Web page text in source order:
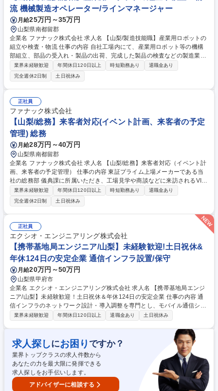
器メーカー
流 機械製造オペレーター/ラインマネージャー
月給25万円～35万円
山梨県南都留郡
企業名 ファナック株式会社 求人名 【山梨/製造技能職】産業用ロボットの
組立や検査・物流 仕事の内容 自社工場内にて、産業用ロボット等の機構
部組立、部品の受入れ・製品の出荷、完成した製品の検査などの製造業務
全般をお任せします。ご経験や希望を考慮して配属先を決定します。 【業
務詳細】自動車、IT機器、医療などあらゆる部品加工に使われる工作機械
の製造を担います。入社後は基礎教育を実施し、徐々に業務知識を習得し
ていただきます。配属先は【1】部品の受入れや製品の出荷【2】工作機械
の組立【3】工作機械の検査のいずれかのポジションにて業務を担ってい
ただく予定です。※重量物を取扱う場合がございます。※自社製品を自社
内で組み立てることが中心となるため、基本は工場内勤務です。 募集職種
【山梨/製造技能職】産業用ロボットの組立や検査・物流
業界未経験歓迎 年間休日120日以上 時短勤務あり
退職金あり
完全週休2日制
土日祝休み
正社員
ファナック株式会社
【山梨/総務】来客者対応(イベント計画、来客者の予定
管理) 総務
月給28万円～40万円
山梨県南都留郡
企業名 ファナック株式会社 求人名 【山梨/総務】来客者対応（イベント計
画、来客者の予定管理） 仕事の内容 東証プライム上場メーカーである当
社の総務部 儀典課に所属いただき、工場見学や商談などに来訪されるVIP
（社長・役員クラス）・お客様の接遇、スケジュール調整等の業務をご担
当いただきます。 【業務詳細】■来訪者の接遇・スケジュール管理等がメ
インの仕事です。■入社後まず接遇業務を担当いただき、現場運営の流れ
や基礎をしっかりと身につけていただく予定です。その上で将来的にはチ
ームの中心メンバーとして、課を牽引していただくことを期待していま
す。■本社へのご来社（社長や役員との面談）が週に3～5件程度、工場見
学など別館へのご来社が週に10～15件程度あります。 募集職種 【山梨/総
務】来客者対応（イベント計画、来客者の予定管理）
業界未経験歓迎 年間休日120日以上 時短勤務あり
退職金あり
完全週休2日制
土日祝休み
正社員
エクシオ・エンジニアリング株式会社
【携帯基地局エンジニア/山梨】未経験歓迎!土日祝休&
年休124日の安定企業 通信インフラ設置/保守
月給20万円～50万円
山梨県甲府市
企業名 エクシオ・エンジニアリング株式会社 求人名 【携帯基地局エンジ
ニア/山梨】未経験歓迎！土日祝休＆年休124日の安定企業 仕事の内容 通
信インフラのネットワーク設計・導入調整を専門とし、モバイル通信シス
テム分野にて携帯電話基地局の開設手配から保守まで一貫して担当しま
システム設計・各種導入調整、運用開始後の保守・メンテナンス■災害時
の安全確保や通信インフラの早期復旧対応（手配やシステム復旧等）。社
会インフラを支えるやりがいのある仕事です。未経験からでも先輩社員が
丁寧に育成するため、専門的な知識と技術を確実に身につけられます。
【業務内容の変更範囲】当社の指定する業務 募集職種 【携帯基地局エン
ジニア/山梨】未経験歓迎！土日祝休＆年休124日の安定企業
業界未経験歓迎 年間休日120日以上 退職金あり 土日祝休み
求人探しにお困り ですか？
業界トップクラスの求人件数から
あなたの力を最大限に発揮できる
求人探しをお手伝いします。
アドバイザーに相談する